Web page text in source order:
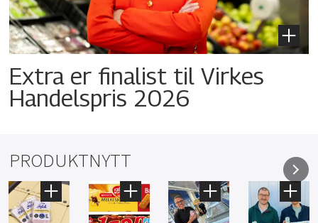
Extra er finalist til Virkes
Handelspris 2026
PRODUKTNYTT